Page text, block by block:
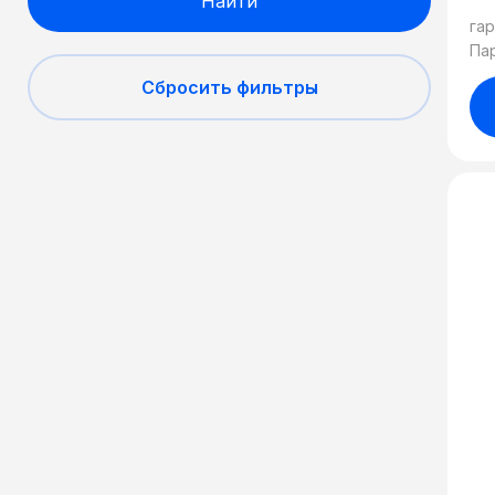
Сбросить фильтры